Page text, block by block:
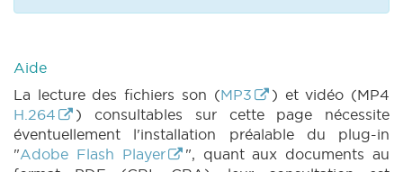
Aide
La lecture des fichiers son (MP3
) et vidéo (MP4
H.264
) consultables sur cette page nécessite
éventuellement l'installation préalable du plug-in
"Adobe Flash Player
", quant aux documents au